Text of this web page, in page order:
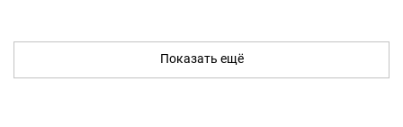
Показать ещё